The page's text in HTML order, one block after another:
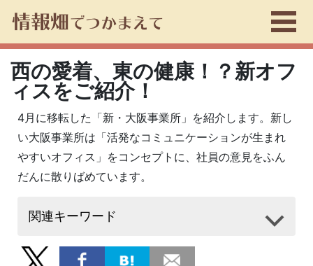
西の愛着、東の健康！？新オフ
ィスをご紹介！
4月に移転した「新・大阪事業所」を紹介します。新し
い大阪事業所は「活発なコミュニケーションが生まれ
やすいオフィス」をコンセプトに、社員の意見をふん
だんに散りばめています。
関連キーワード